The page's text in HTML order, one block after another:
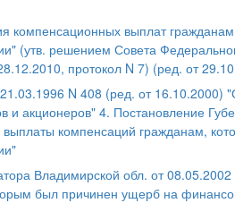
компенсационных выплат
(утв. решением Совета
протокол N 7) (ред. от
N 408 (ред. от
и акционеров" 4. Постановление
выплаты компенсаций гражданам,
Владимирской обл. от
был причинен ущерб на